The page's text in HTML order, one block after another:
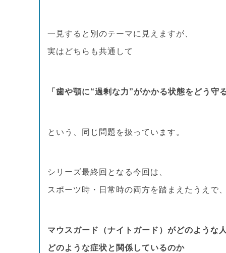
一見すると別のテーマに見えますが、
実はどちらも共通して
「歯や顎に“過剰な力”がかかる状態をどう守
という、同じ問題を扱っています。
シリーズ最終回となる今回は、
スポーツ時・日常時の両方を踏まえたうえで、
マウスガード（ナイトガード）がどのような
どのような症状と関係しているのか